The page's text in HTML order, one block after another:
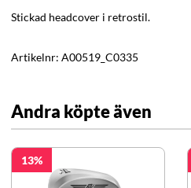
Stickad headcover i retrostil.
Artikelnr: A00519_C0335
Andra köpte även
13